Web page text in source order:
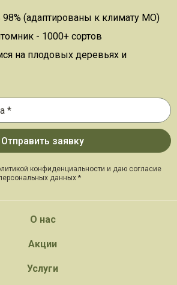
(адаптированы к климату МО)
- 1000+ сортов
на плодовых деревьях и
конфиденциальности и даю согласие
данных *
О нас
Акции
Услуги